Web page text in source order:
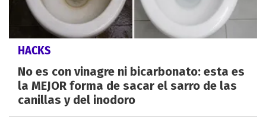
HACKS
No es con vinagre ni bicarbonato: esta es
la MEJOR forma de sacar el sarro de las
canillas y del inodoro